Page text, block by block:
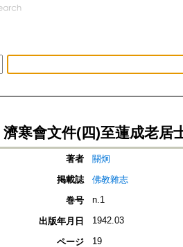
濟寒會文件(四)至蓮成老居
著者
關炯
掲載誌
佛教雜志
巻号
n.1
出版年月日 1942.03
ページ 19